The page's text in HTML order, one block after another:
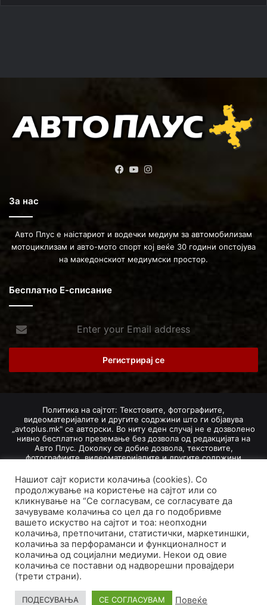
Facebook
YouTube
За нас
Авто Плус е наістариот и водечки медиум за автомобилизам
мотоциклизам и авто-мото спорт кој веќе 30 години опстојува
на македонскиот медиумски простор.
Бесплатно Е-списание
your
Email
Политика на сајтот: Текстовите, фотографиите,
видеоматеријалите и другите содржини што ги објавува
„avtoplus.mk" се авторски. Во ниту еден случај не е дозволено
нивно бесплатно преземање без дозвола од редакцијата на
Авто Плус. Доколку се добие дозвола, текстовите,
фотографиите, видеоматеријалите и другите содржини
изворот и авторот со вметнување на директна интернет-врска
(линк) до оригиналната содржина на „avtoplus.mk". При
добивање на одобрување од редакцијата за превземање на
текст, може да се превземе само дел од новинарско дело
насловот, придружната фотографија (односно насловната
фотографија) и воведниот дел на текстот, познат како „лид".
Преземање содржини од „avtoplus.mk" надвор од овие услови
не е дозволено и подложи на санкционирање согласно
Законот за авторски и сродни права.
Developed by PROCESS IN. Hosted byGoHost.
Нашиот сајт користи колачиња (cookies). Со
продолжување на користење на сајтот или со
кликнување на “Се согласувам, се согласувате да
зачувуваме колачиња со цел да го подобривме
вашето искуство на сајтот и тоа: неопходни
колачиња, претпочитани, статистички, маркетиншки,
колачиња за перфораманси и функционалност и
колачиња од социјални медиуми. Некои од овие
колачиња се поставни од надворешни провајдери
(трети страни).
ПОДЕСУВАЊА СЕ СОГЛАСУВАМ Повеќе